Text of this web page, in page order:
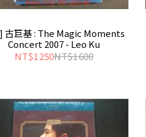
古巨基 : The Magic Moments
Concert 2007 - Leo Ku
NT$1 250NT$1 600